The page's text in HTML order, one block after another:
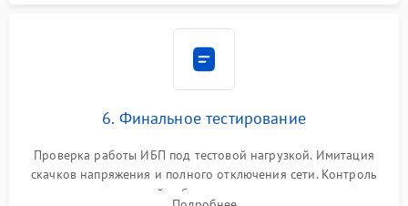
6. Финальное тестирование
Проверка работы ИБП под тестовой нагрузкой. Имитация
скачков напряжения и полного отключения сети. Контроль
времени автономной работы, температурного режима и